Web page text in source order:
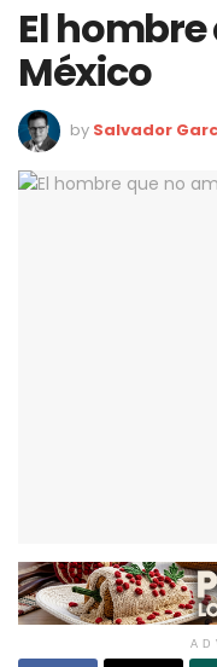
El
México
by Salvador